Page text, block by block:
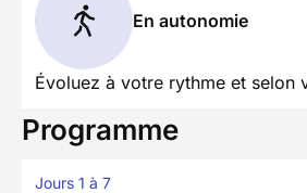
En autonomie
Évoluez à votre rythme et selon
Programme
Jours 1 à 7